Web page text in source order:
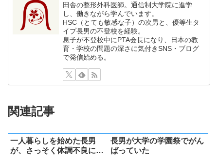
田舎の整形外科医師。通信制大学院に進学
し、働きながら学んでいます。
HSC（とても敏感な子）の次男と、優等生タ
イプ長男の不登校を経験。
息子が不登校中にPTA会長になり、日本の教
育・学校の問題の深さに気付きSNS・ブログ
で発信始める。
関連記事
一人暮らしを始めた長男
が、さっそく体調不良に…
長男が大学の学園祭でがん
ばっていた